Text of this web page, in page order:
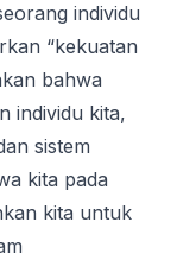
individu
“kekuatan
bahwa
individu kita,
sistem
kita pada
kita untuk